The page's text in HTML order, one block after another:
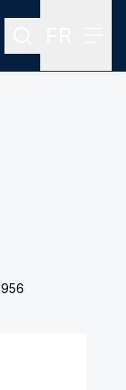
Rechercher